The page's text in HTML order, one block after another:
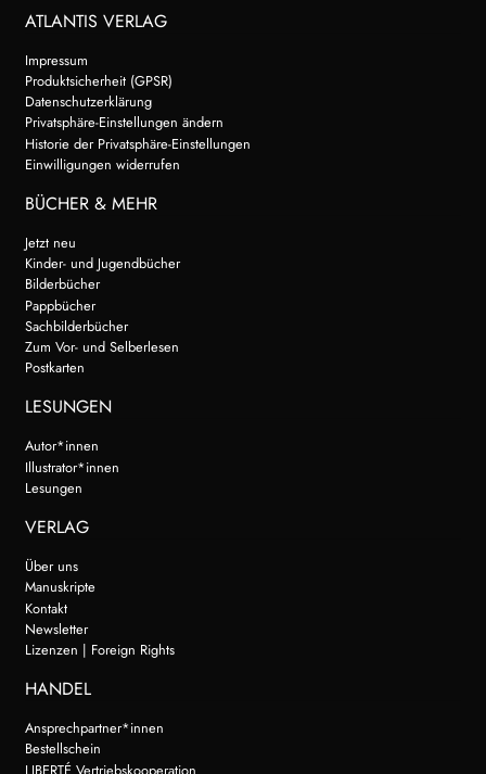
ATLANTIS VERLAG
Impressum
Produktsicherheit (GPSR)
Datenschutzerklärung
Privatsphäre-Einstellungen ändern
Historie der Privatsphäre-Einstellungen
Einwilligungen widerrufen
BÜCHER & MEHR
Jetzt neu
Kinder- und Jugendbücher
Bilderbücher
Pappbücher
Sachbilderbücher
Zum Vor- und Selberlesen
Postkarten
LESUNGEN
Autor*innen
Illustrator*innen
Lesungen
VERLAG
Über uns
Manuskripte
Kontakt
Newsletter
Lizenzen | Foreign Rights
HANDEL
Ansprechpartner*innen
Bestellschein
LIBERTÉ Vertriebskooperation